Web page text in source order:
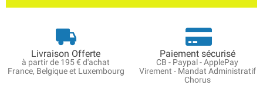
Livraison Offerte
à partir de 195 € d'achat
France, Belgique et Luxembourg
Paiement sécurisé
CB - Paypal - ApplePay
Virement - Mandat Administratif
Chorus